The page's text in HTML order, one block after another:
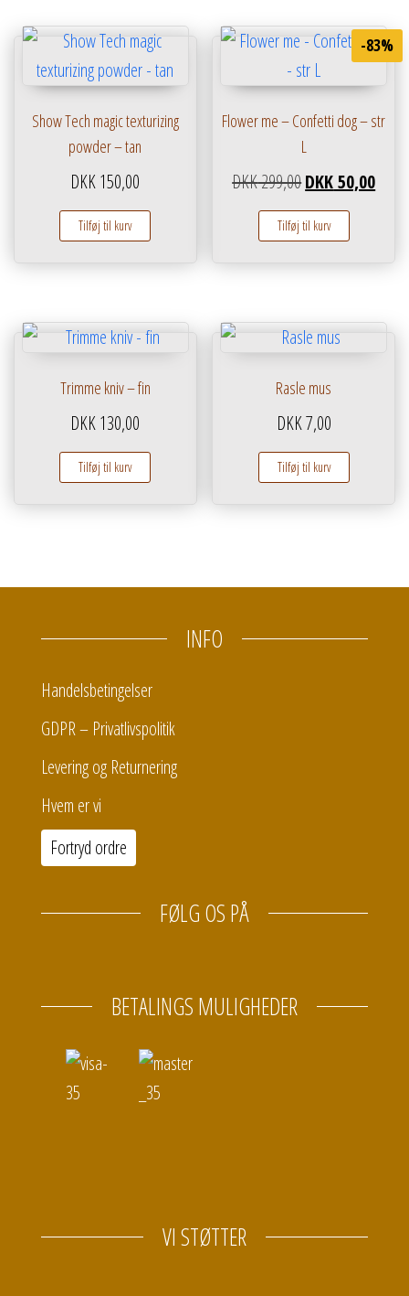
Show Tech magic texturizing
powder – tan
DKK150,00
Tilføj til kurv
-83%
Flower me – Confetti dog – str
L
DKK299,00Den oprindelige
DKK50,00Den
Tilføj til kurv
Trimme kniv – fin
DKK130,00
Tilføj til kurv
Rasle mus
DKK7,00
Tilføj til kurv
INFO
Handelsbetingelser
GDPR – Privatlivspolitik
Levering og Returnering
Hvem er vi
Fortryd ordre
FØLG OS PÅ
BETALINGS MULIGHEDER
VI STØTTER